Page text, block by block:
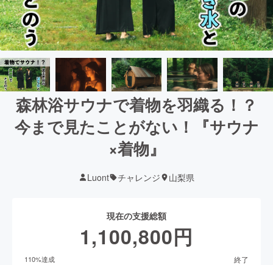
森林浴サウナで着物を羽織る！？
今まで見たことがない！『サウナ
×着物』
Luont チャレンジ 山梨県
現在の支援総額
1,100,800円
110%達成 終了